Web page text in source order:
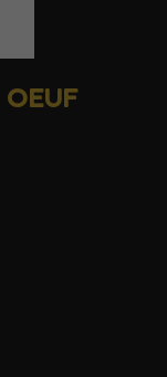
OEUF